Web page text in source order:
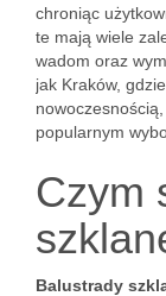
chroniąc
te mają wiele
wadom oraz
jak Kraków,
popularnym
Czym
Balustrady